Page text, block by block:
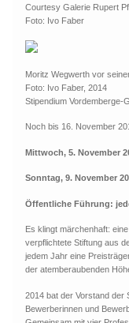
Courtesy Galerie Rupert
Foto: Ivo Faber
Moritz Wegwerth vor
Foto: Ivo Faber, 2014
Stipendium Vordemberge-
Noch bis 16. November
Mittwoch, 5. November
Sonntag, 9. November
Öffentliche Führung:
Es klingt märchenhaft:
verpflichtete Stiftung aus
jedem Jahr eine
der atemberaubenden
2014 bat der Vorstand der
Bewerberinnen und